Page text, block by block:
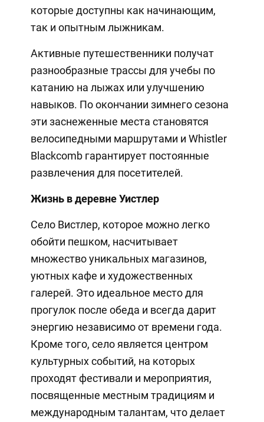
которые доступны как начинающим,
так и опытным лыжникам.
Активные путешественники получат
разнообразные трассы для учебы по
катанию на лыжах или улучшению
навыков. По окончании зимнего сезона
эти заснеженные места становятся
велосипедными маршрутами и Whistler
Blackcomb гарантирует постоянные
развлечения для посетителей.
Жизнь в деревне Уистлер
Село Вистлер, которое можно легко
обойти пешком, насчитывает
множество уникальных магазинов,
уютных кафе и художественных
галерей. Это идеальное место для
прогулок после обеда и всегда дарит
энергию независимо от времени года.
Кроме того, село является центром
культурных событий, на которых
проходят фестивали и мероприятия,
посвященные местным традициям и
международным талантам, что делает